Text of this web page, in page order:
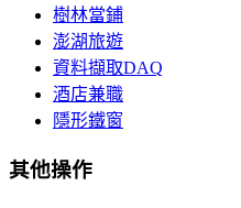
樹林當鋪
澎湖旅遊
資料擷取DAQ
酒店兼職
隱形鐵窗
其他操作